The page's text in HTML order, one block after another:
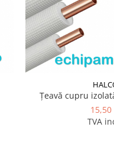
Țeavă cupru
15,50
TVA